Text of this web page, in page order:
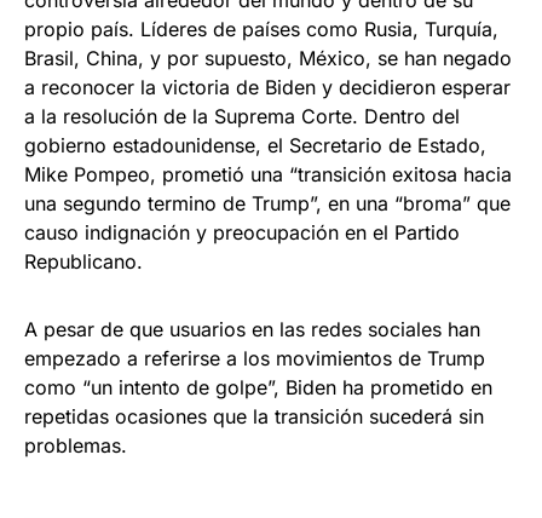
propio país. Líderes de países como Rusia, Turquía,
Brasil, China, y por supuesto, México, se han negado
a reconocer la victoria de Biden y decidieron esperar
a la resolución de la Suprema Corte. Dentro del
gobierno estadounidense, el Secretario de Estado,
Mike Pompeo, prometió una “transición exitosa hacia
una segundo termino de Trump”, en una “broma” que
causo indignación y preocupación en el Partido
Republicano.
A pesar de que usuarios en las redes sociales han
empezado a referirse a los movimientos de Trump
como “un intento de golpe”, Biden ha prometido en
repetidas ocasiones que la transición sucederá sin
problemas.